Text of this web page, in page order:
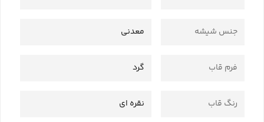
جنس شیشه معدنی
فرم قاب گرد
رنگ قاب نقره ای